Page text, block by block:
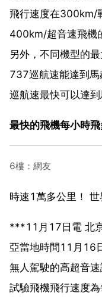
飛行速度在300km/
400km/超音速飛機
另外，不同機型的
737巡航速能達到
巡航速最快可以達
最快的飛機每小時
6樓：網友
時速1萬多公里！ 世
***11月17日電 北
亞當地時間11月16
無人駕駛的高超音
試驗飛機飛行速度